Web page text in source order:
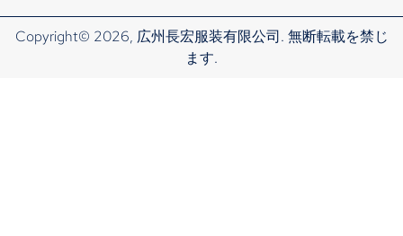
Copyright© 2026, 広州長宏服装有限公司. 無断転載を禁じ
ます.